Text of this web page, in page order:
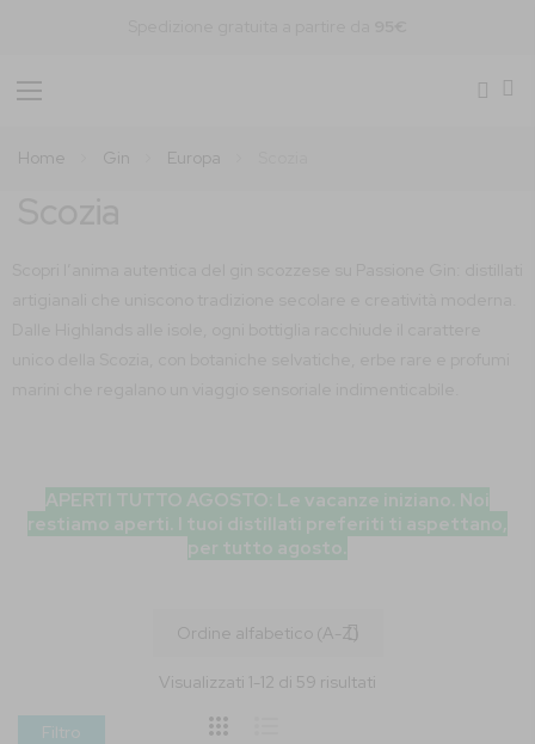
Toggle
Home
Gin Europa
APERTI TUTTO AGOSTO: Le vacanze iniziano. Noi
restiamo aperti. I tuoi distillati preferiti ti aspettano,
per tutto agosto.
Filtro
Visualizzati 1-12 di 59 risultati